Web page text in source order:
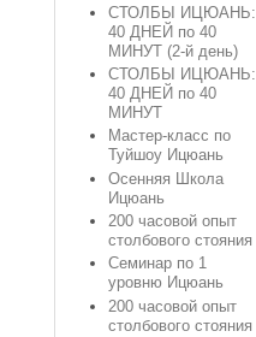
СТОЛБЫ ИЦЮАНЬ:
40 ДНЕЙ по 40
МИНУТ (2-й день)
СТОЛБЫ ИЦЮАНЬ:
40 ДНЕЙ по 40
МИНУТ
Мастер-класс по
Туйшоу Ицюань
Осенняя Школа
Ицюань
200 часовой опыт
столбового стояния
Семинар по 1
уровню Ицюань
200 часовой опыт
столбового стояния